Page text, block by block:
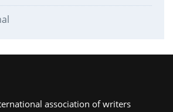
association of writers